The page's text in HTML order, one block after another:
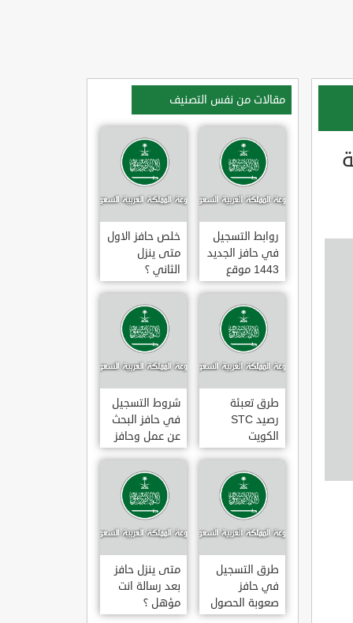
مقالات من نفس التصنيف
روابط التسجيل
في حافز الجديد
1443 موقع
طاقات البوابة
الوطنية للعمل
خلص حافز الاول
متى ينزل
الثاني ؟
طرق تعبئة
رصيد STC
الكويت
بالخطوات 2022
شروط التسجيل
في حافز البحث
عن عمل وحافز
صعوبة البحث
عن عمل ؟
طرق التسجيل
في حافز
صعوبة الحصول
على عمل لاول
متى ينزل حافز
بعد رسالة انت
مؤهل ؟